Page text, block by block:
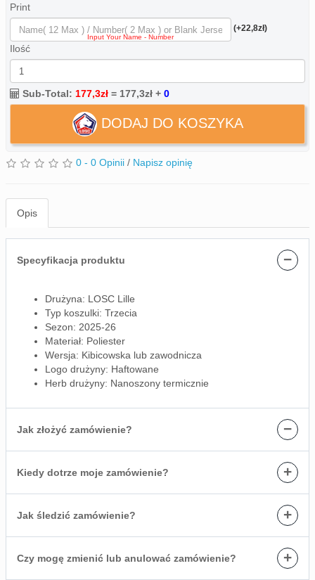
Print
(+22,8zł)
Ilość
Sub-Total: 177,3zł = 177,3zł + 0
DODAJ DO KOSZYKA
0 - 0 Opinii / Napisz opinię
Opis
Specyfikacja produktu −
Drużyna: LOSC Lille
Typ koszulki: Trzecia
Sezon: 2025-26
Materiał: Poliester
Wersja: Kibicowska lub zawodnicza
Logo drużyny: Haftowane
Herb drużyny: Nanoszony termicznie
Jak złożyć zamówienie? −
Kiedy dotrze moje zamówienie? +
Jak śledzić zamówienie? +
Czy mogę zmienić lub anulować zamówienie? +